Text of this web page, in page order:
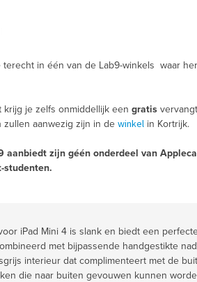
in één van de Lab9-winkels waar
je zelfs onmiddellijk een gratis
aanwezig zijn in de winkel in Kortrijk.
aanbiedt zijn géén onderdeel van
studenten.
iPad Mini 4 is slank en biedt een
met bijpassende handgestikte
interieur dat complimenteert met de
die naar buiten gevouwen kunnen